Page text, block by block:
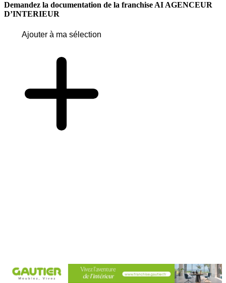
Demandez la documentation de la franchise AI AGENCEUR
D’INTERIEUR
Ajouter à ma sélection